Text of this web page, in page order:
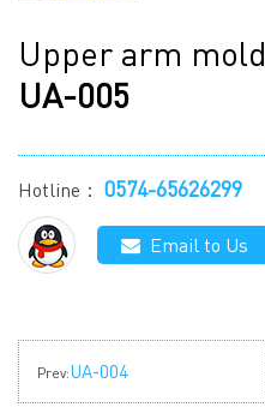
Upper arm mold
UA-005
Hotline： 0574-65626299
Email to Us
Prev:UA-004